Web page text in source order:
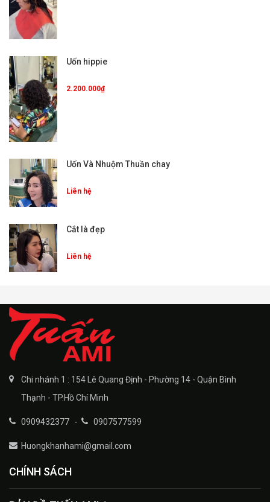
Uốn hippie
2.200.000₫
Uốn Và Nhuộm Thuần chay
Liên hệ
Cắt là đẹp
Liên hệ
Chi nhánh 1 : 154 Lê Quang Định - Phường 14 - Quận Bình
Thạnh - TP.Hồ Chí Minh
0909432377 - 0907577599
Huongkhanhami@gmail.com
CHÍNH SÁCH